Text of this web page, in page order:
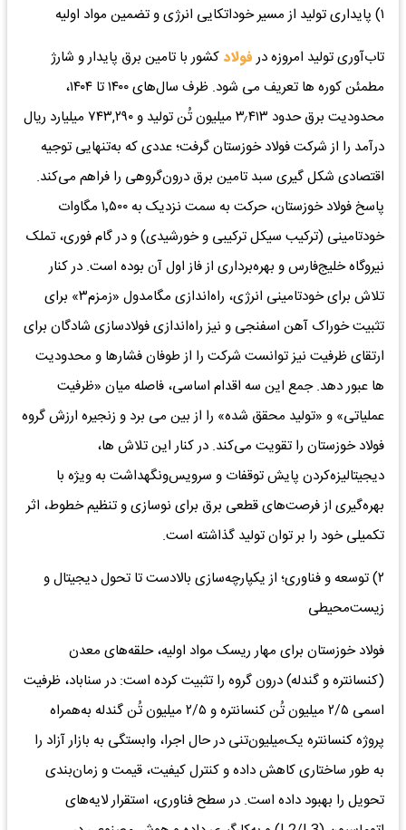
۱) پایداری تولید از مسیر خوداتکایی انرژی و تضمین مواد اولیه
تاب‌آوری تولید امروزه درفولاد کشور با تامین برق پایدار و شارژ
مطمئن کوره ها تعریف می شود. ظرف سال‌های ۱۴۰۰ تا ۱۴۰۴،
محدودیت برق حدود ۳٫۴۱۳ میلیون تُن تولید و ۷۴۳,۲۹۰ میلیارد ریال
درآمد را از شرکت فولاد خوزستان گرفت؛ عددی که به‌تنهایی توجیه
اقتصادی شکل گیری سبد تامین برق درون‌گروهی را فراهم می‌کند.
پاسخ فولاد خوزستان، حرکت به سمت نزدیک به ۱٬۵۰۰ مگاوات
خودتامینی (ترکیب سیکل ترکیبی و خورشیدی) و در گام فوری، تملک
نیروگاه خلیج‌فارس و بهره‌برداری از فاز اول آن بوده است. در کنار
تلاش برای خودتامینی انرژی، راه‌اندازی مگامدول «زمزم۳» برای
تثبیت خوراک آهن اسفنجی و نیز راه‌اندازی فولادسازی شادگان برای
ارتقای ظرفیت نیز توانست شرکت را از طوفان فشارها و محدودیت
ها عبور دهد. جمع این سه اقدام اساسی، فاصله میان «ظرفیت
عملیاتی» و «تولید محقق شده» را از بین می برد و زنجیره ارزش گروه
فولاد خوزستان را تقویت می‌کند. در کنار این تلاش ها،
دیجیتالیزه‌کردن پایش توقفات و سرویس‌ونگهداشت به ویژه با
بهره‌گیری از فرصت‌های قطعی برق برای نوسازی و تنظیم خطوط، اثر
تکمیلی خود را بر توان تولید گذاشته است.
۲) توسعه و فناوری؛ از یکپارچه‌سازی بالادست تا تحول دیجیتال و
زیست‌محیطی
فولاد خوزستان برای مهار ریسک مواد اولیه، حلقه‌های معدن
(کنسانتره و گندله) درون گروه را تثبیت کرده است: در سناباد، ظرفیت
اسمی ۲/۵ میلیون تُن کنسانتره و ۲/۵ میلیون تُن گندله به‌همراه
پروژه کنسانتره یک‌میلیون‌تنی در حال اجرا، وابستگی به بازار آزاد را
به طور ساختاری کاهش داده و کنترل کیفیت، قیمت و زمان‌بندی
تحویل را بهبود داده است. در سطح فناوری، استقرار لایه‌های